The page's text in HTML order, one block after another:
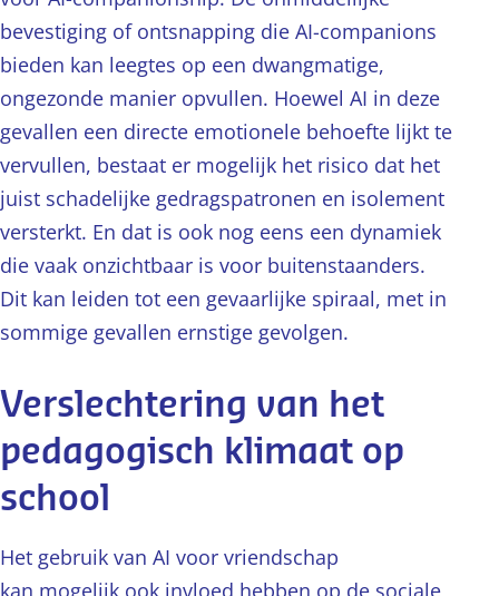
bevestiging of ontsnapping die AI-companions
bieden kan leegtes op een dwangmatige,
ongezonde manier opvullen. Hoewel AI in deze
gevallen een directe emotionele behoefte lijkt te
vervullen, bestaat er mogelijk het risico dat het
juist schadelijke gedragspatronen en isolement
versterkt. En dat is ook nog eens een dynamiek
die vaak onzichtbaar is voor buitenstaanders.
Dit kan leiden tot een gevaarlijke spiraal, met in
sommige gevallen ernstige gevolgen.
Verslechtering van het
pedagogisch klimaat op
school
Het gebruik van AI voor vriendschap
kan mogelijk ook invloed hebben op de sociale